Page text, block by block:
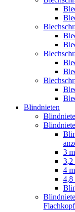
Blindnieten
3
3,2
4
4,8
Flachkopf